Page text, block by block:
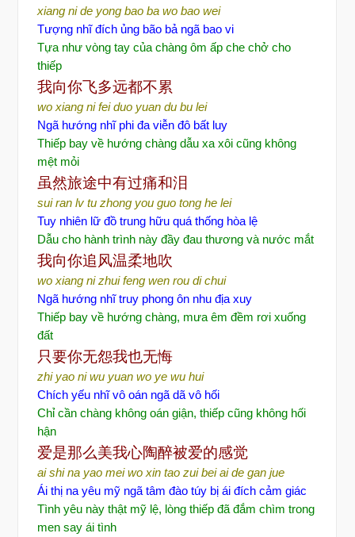
xiang ni de yong bao ba wo bao wei
Tượng nhĩ đích ủng bão bả ngã bao vi
Tựa như vòng tay của chàng ôm ấp che chở cho
thiếp
我向你飞多远都不累
wo xiang ni fei duo yuan du bu lei
Ngã hướng nhĩ phi đa viễn đô bất luy
Thiếp bay về hướng chàng dẫu xa xôi cũng không
mệt mỏi
虽然旅途中有过痛和泪
sui ran lv tu zhong you guo tong he lei
Tuy nhiên lữ đồ trung hữu quá thống hòa lệ
Dẫu cho hành trình này đầy đau thương và nước mắt
我向你追风温柔地吹
wo xiang ni zhui feng wen rou di chui
Ngã hướng nhĩ truy phong ôn nhu địa xuy
Thiếp bay về hướng chàng, mưa êm đềm rơi xuống
đất
只要你无怨我也无悔
zhi yao ni wu yuan wo ye wu hui
Chích yếu nhĩ vô oán ngã dã vô hối
Chỉ cần chàng không oán giận, thiếp cũng không hối
hận
爱是那么美我心陶醉被爱的感觉
ai shi na yao mei wo xin tao zui bei ai de gan jue
Ái thị na yêu mỹ ngã tâm đào túy bị ái đích cảm giác
Tình yêu này thật mỹ lệ, lòng thiếp đã đắm chìm trong
men say ái tình